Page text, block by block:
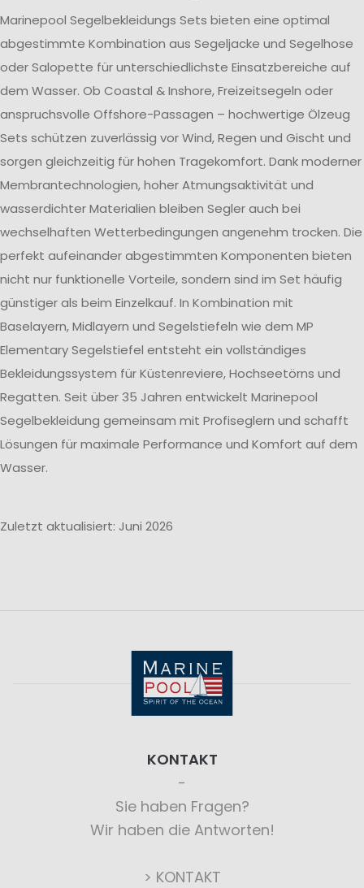
Marinepool Segelbekleidungs Sets bieten eine optimal
abgestimmte Kombination aus Segeljacke und Segelhose
oder Salopette für unterschiedlichste Einsatzbereiche auf
dem Wasser. Ob Coastal & Inshore, Freizeitsegeln oder
anspruchsvolle Offshore-Passagen – hochwertige Ölzeug
Sets schützen zuverlässig vor Wind, Regen und Gischt und
sorgen gleichzeitig für hohen Tragekomfort. Dank moderner
Membrantechnologien, hoher Atmungsaktivität und
wasserdichter Materialien bleiben Segler auch bei
wechselhaften Wetterbedingungen angenehm trocken. Die
perfekt aufeinander abgestimmten Komponenten bieten
nicht nur funktionelle Vorteile, sondern sind im Set häufig
günstiger als beim Einzelkauf. In Kombination mit
Baselayern, Midlayern und Segelstiefeln wie dem MP
Elementary Segelstiefel entsteht ein vollständiges
Bekleidungssystem für Küstenreviere, Hochseetörns und
Regatten. Seit über 35 Jahren entwickelt Marinepool
Segelbekleidung gemeinsam mit Profiseglern und schafft
Lösungen für maximale Performance und Komfort auf dem
Wasser.
Zuletzt aktualisiert: Juni 2026
KONTAKT
Sie haben Fragen?
Wir haben die Antworten!
> KONTAKT